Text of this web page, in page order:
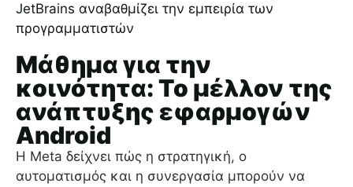
JetBrains αναβαθμίζει την εμπειρία των
προγραμματιστών
Μάθημα για την
κοινότητα: Το μέλλον της
ανάπτυξης εφαρμογών
Android
Η Meta δείχνει πώς η στρατηγική, ο
αυτοματισμός και η συνεργασία μπορούν να